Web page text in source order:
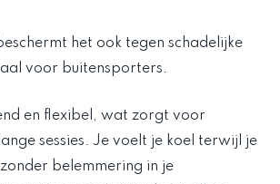
het ook tegen schadelijke
voor buitensporters.
en flexibel, wat zorgt voor
sessies. Je voelt je koel terwijl je
belemmering in je